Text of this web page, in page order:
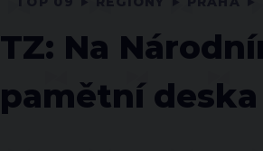
TZ: Na
pamětní